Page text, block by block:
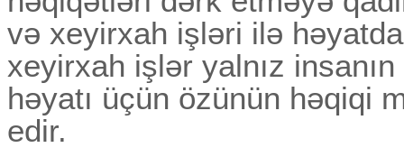
və xeyirxah işləri ilə
xeyirxah işlər yalnız
həyatı üçün özünün həqiqi
edir.